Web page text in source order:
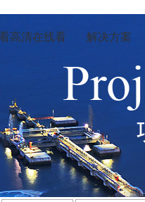
高清在线看 解决方案